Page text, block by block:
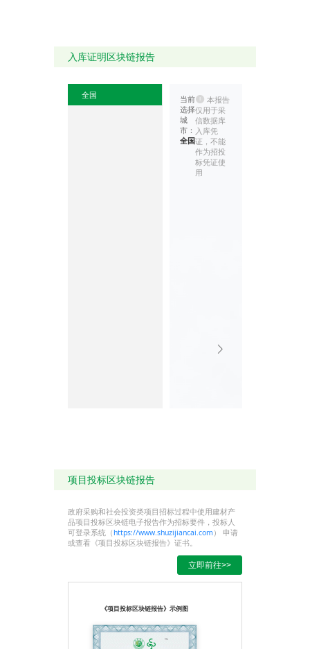
管道可以盘卷，以较长
的长度供货，避免了大
量接头和管件的使用，
减少了连接的工作量。
我公司按实际考虑，dn
≤50mm的PE管可以盘
卷形式供货。
b、较大管径的PE管可
设管道位置预先连接成
材料，可以回收再利用
与排水项目。
8、PE给水管良好的卫
生性能
PE材料是一种高分子的
碳氢化合物，不溶于
水，具有生物惰性，对
不产生有害物质，解决
卫生性符合GB/T17219
安全性评价规定，且PE
入库证明区块链报告
全国
当前
选择
城
市：
全国
本报告
仅用于采
信数据库
入库凭
证，不能
作为招投
标凭证使
用
项目投标区块链报告
政府采购和社会投资类项目招标过程中使用建材产
品项目投标区块链电子报告作为招标要件，投标人
可登录系统（https://www.shuzijiancai.com ） 申请
或查看《项目投标区块链报告》证书。
立即前往>>
《项目投标区块链报告》示例图